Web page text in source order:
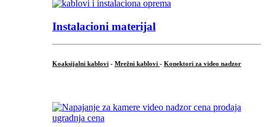
Instalacioni materijal
Koaksijalni kablovi - Mrežni kablovi - Konektori za video nadzor